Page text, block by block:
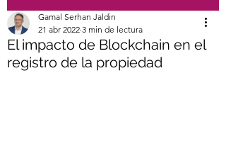
El impacto de Blockchain en el
registro de la propiedad
Gamal Serhan Jaldin
21 abr 2022 3 min de lectura